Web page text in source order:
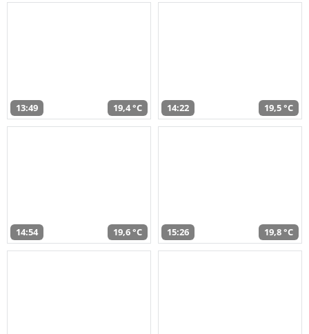
13:49 19,4 °C 14:22 19,5 °C
14:54 19,6 °C 15:26 19,8 °C